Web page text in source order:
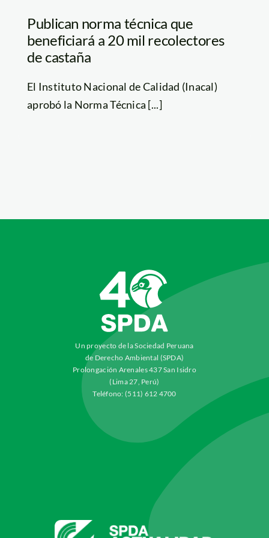
Publican norma técnica que
beneficiará a 20 mil recolectores
de castaña
El Instituto Nacional de Calidad (Inacal)
aprobó la Norma Técnica [...]
Un proyecto de la Sociedad Peruana
de Derecho Ambiental (SPDA)
Prolongación Arenales 437 San Isidro
(Lima 27, Perú)
Teléfono: (511) 612 4700